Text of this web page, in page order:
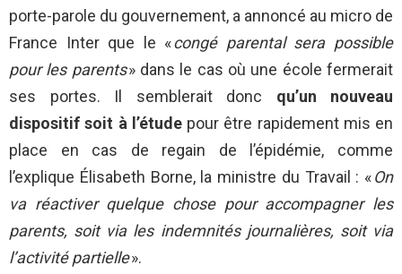
porte-parole du gouvernement, a annoncé au micro de
France Inter que le «congé parental sera possible
pour les parents» dans le cas où une école fermerait
ses portes. Il semblerait donc qu’un nouveau
dispositif soit à l’étudepour être rapidement mis en
place en cas de regain de l’épidémie, comme
l’explique Élisabeth Borne, la ministre du Travail : «On
va réactiver quelque chose pour accompagner les
parents, soit via les indemnités journalières, soit via
l’activité partielle».